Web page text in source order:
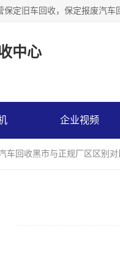
中心
企业视频
车回收黑市与正规厂区区别对